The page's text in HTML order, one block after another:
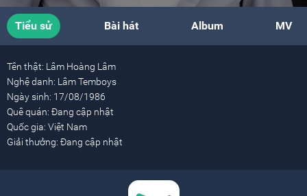
Tiểu sử Bài hát Album MV
Tên thật: Lâm Hoàng Lâm
Nghệ danh: Lâm Temboys
Ngày sinh: 17/08/1986
Quê quán: Đang cập nhật
Quốc gia: Việt Nam
Giải thưởng: Đang cập nhật